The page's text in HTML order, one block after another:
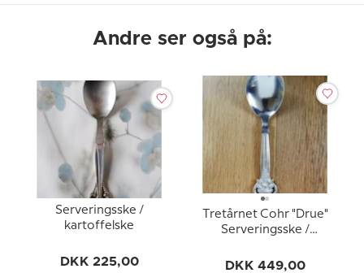
Andre ser også på:
Serveringsske /
kartoffelske
DKK 225,00
Tretårnet Cohr "Drue"
Serveringsske /
DKK 449,00